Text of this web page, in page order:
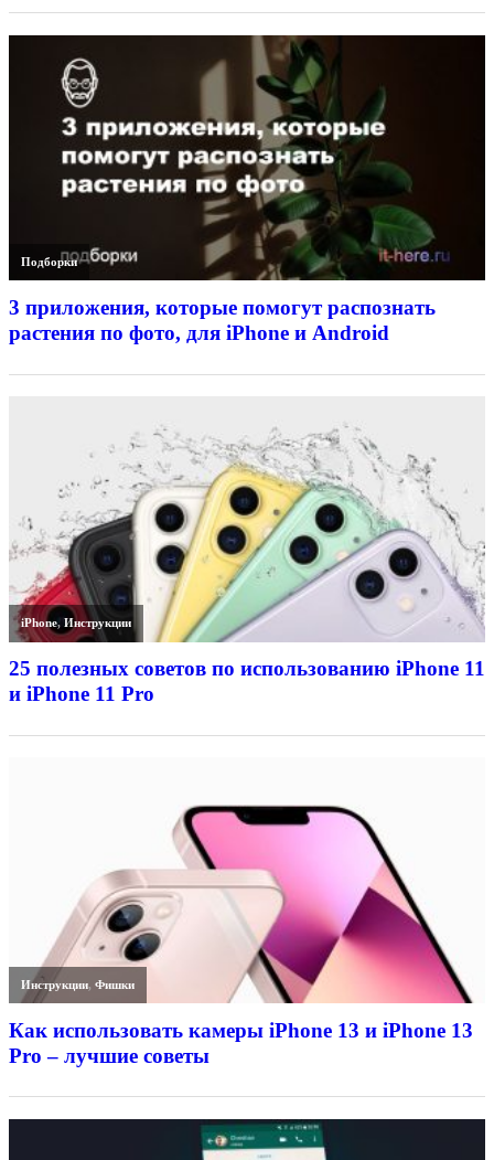
Подборки
3 приложения, которые помогут распознать
растения по фото, для iPhone и Android
iPhone,Инструкции
25 полезных советов по использованию iPhone 11
и iPhone 11 Pro
Инструкции,Фишки
Как использовать камеры iPhone 13 и iPhone 13
Pro – лучшие советы